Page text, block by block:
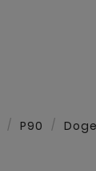
P90